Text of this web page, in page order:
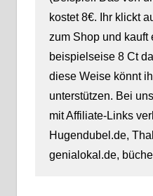
kostet 8€. Ihr klickt
zum Shop und kauft
beispielseise 8 Ct
diese Weise könnt
unterstützen. Bei
mit Affiliate-Links
Hugendubel.de,
genialokal.de,